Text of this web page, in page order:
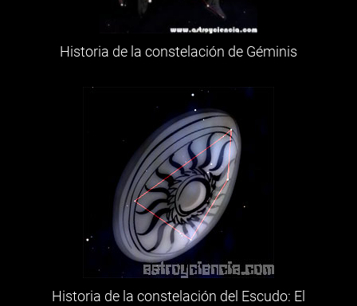
Historia de la constelación de Géminis
Historia de la constelación del Escudo: El